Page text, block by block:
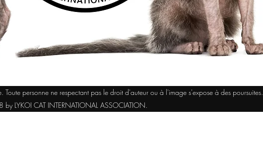
Toute personne ne respectant pas le droit d'auteur ou à l'image s'expose à des poursuites.
LYKOI CAT INTERNATIONAL ASSOCIATION.